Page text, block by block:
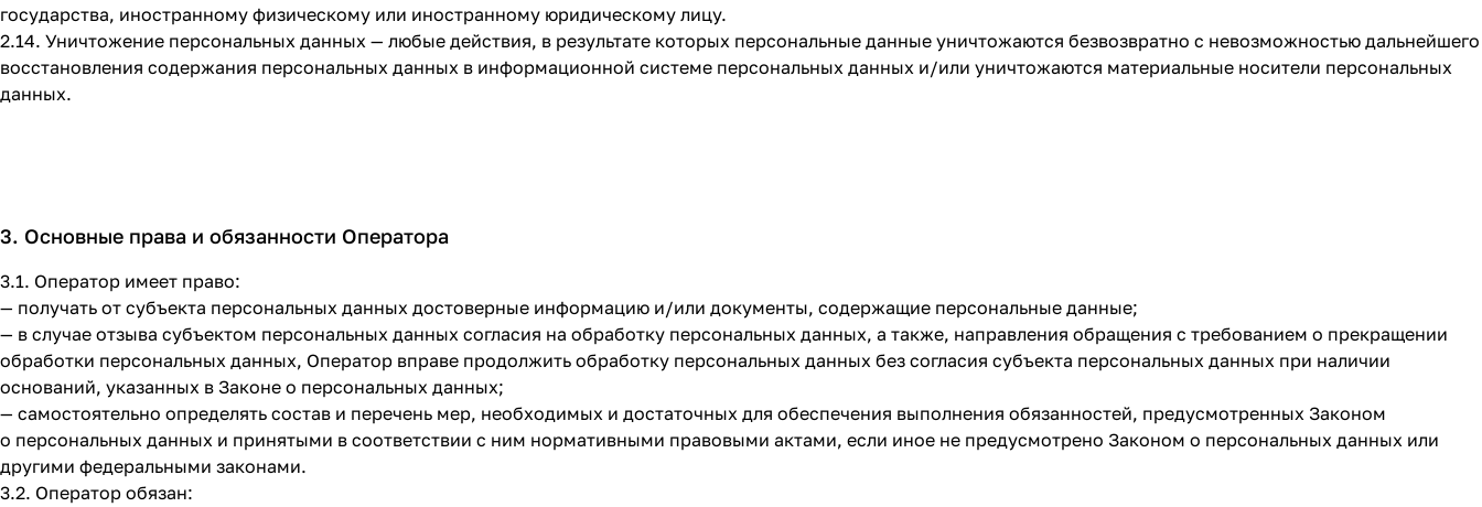
государства, иностранному физическому или иностранному юридическому лицу.
2.14. Уничтожение персональных данных — любые действия, в результате которых персональные данные уничтожаются безвозвратно с невозможностью дальнейшего
восстановления содержания персональных данных в информационной системе персональных данных и/или уничтожаются материальные носители персональных
данных.
3. Основные права и обязанности Оператора
3.1. Оператор имеет право:
— получать от субъекта персональных данных достоверные информацию и/или документы, содержащие персональные данные;
— в случае отзыва субъектом персональных данных согласия на обработку персональных данных, а также, направления обращения с требованием о прекращении
обработки персональных данных, Оператор вправе продолжить обработку персональных данных без согласия субъекта персональных данных при наличии
оснований, указанных в Законе о персональных данных;
— самостоятельно определять состав и перечень мер, необходимых и достаточных для обеспечения выполнения обязанностей, предусмотренных Законом
о персональных данных и принятыми в соответствии с ним нормативными правовыми актами, если иное не предусмотрено Законом о персональных данных или
другими федеральными законами.
3.2. Оператор обязан: